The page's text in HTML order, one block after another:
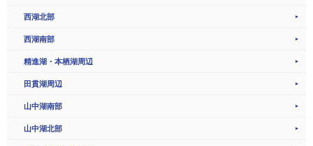
西湖北部
西湖南部
精進湖・本栖湖周辺
田貫湖周辺
山中湖南部
山中湖北部